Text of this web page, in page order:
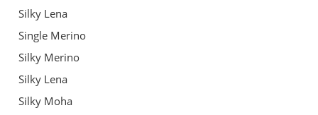
Silky Lena
Single Merino
Silky Merino
Silky Lena
Silky Moha